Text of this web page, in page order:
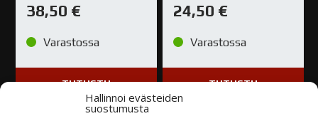
Hallinnoi evästeiden
suostumusta
38,50 €
Varastossa
TUTUSTU
24,50 €
Varastossa
TUTUSTU